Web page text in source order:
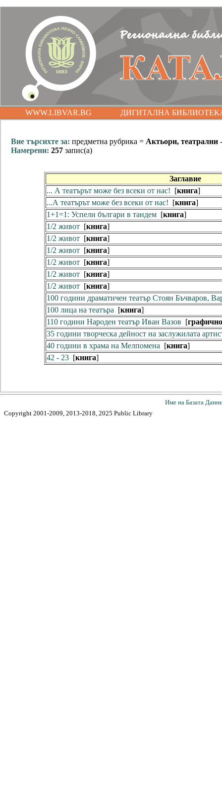
WWW.LIBVAR.BG ДИГИТАЛНА
Вие търсихте за: предметна рубрика = Актьори, театрални
Намерени: 257 запис(а)
Заглавие
... А театърът може без всеки от нас! [книга]
...А театърът може без всеки от нас! [книга]
1+1=1: Успели българи в тандем[книга]
1/2 живот[книга]
1/2 живот[книга]
1/2 живот[книга]
1/2 живот[книга]
1/2 живот[книга]
1/2 живот[книга]
100 години драматичен театър Стоян Бъчваров,
100 лица на театъра [книга]
110 години Народен театър Иван Вазов [
35 години творческа дейност на заслужилата
40 години в храма на Мелпомена [книга]
42 - 23[книга]
Име на Базата
Copyright 2001-2009, 2013-2018, 2025 Public Library